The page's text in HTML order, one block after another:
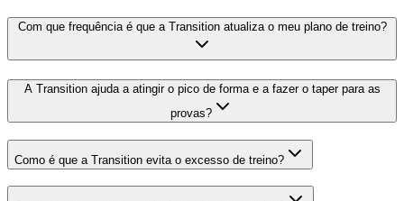
Com que frequência é que a Transition atualiza o meu plano de treino?
A Transition ajuda a atingir o pico de forma e a fazer o taper para as
provas?
Como é que a Transition evita o excesso de treino?